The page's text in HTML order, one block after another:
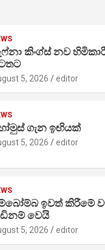
කිංග්ස් නව
5, 2026 editor
ගැන ඉඟියක්
5, 2026 editor
ඉවත් කිරීමේ
වෙයි
5, 2026 editor